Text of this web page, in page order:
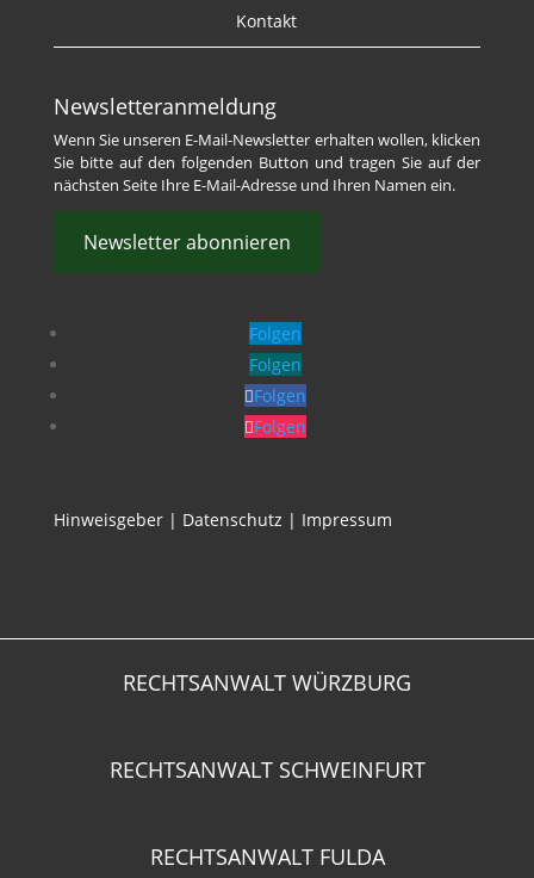
Kontakt
Newsletteranmeldung
Wenn Sie unseren E-Mail-Newsletter erhalten wollen, klicken
Sie bitte auf den folgenden Button und tragen Sie auf der
nächsten Seite Ihre E-Mail-Adresse und Ihren Namen ein.
Newsletter abonnieren
Folgen
Folgen
Folgen
Folgen
Hinweisgeber| Datenschutz | Impressum
RECHTSANWALT WÜRZBURG
RECHTSANWALT SCHWEINFURT
RECHTSANWALT FULDA